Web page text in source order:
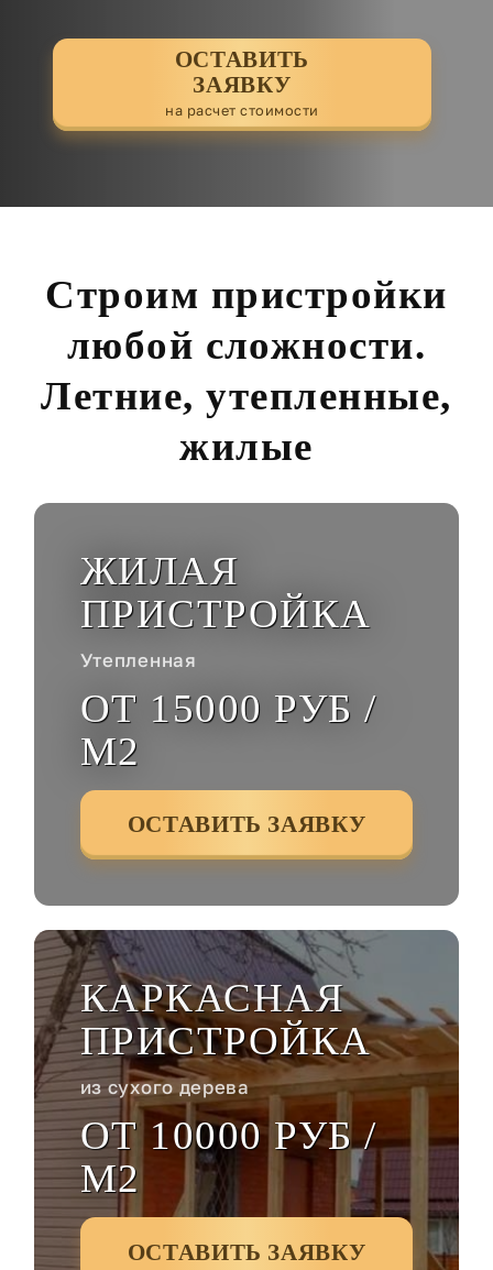
ОСТАВИТЬ
ЗАЯВКУ
на расчет стоимости
Строим пристройки
любой сложности.
Летние, утепленные,
жилые
ЖИЛАЯ
ПРИСТРОЙКА
Утепленная
ОТ 15000 РУБ /
М2
ОСТАВИТЬ ЗАЯВКУ
КАРКАСНАЯ
ПРИСТРОЙКА
из сухого дерева
ОТ 10000 РУБ /
М2
ОСТАВИТЬ ЗАЯВКУ